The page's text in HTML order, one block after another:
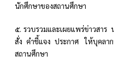
นักศึกษาของสถานศึกษา
๕. รวบรวมและเผยแพร่ข่าวสา
สั่ง คำชี้แจง ประกาศ ให้บุคลา
สถานศึกษา